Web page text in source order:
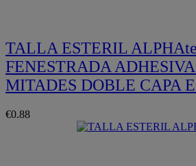
TALLA ESTERIL
FENESTRADA
MITADES DOBLE CAPA
€0.88